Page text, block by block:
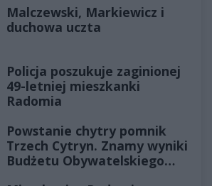
Malczewski, Markiewicz i
duchowa uczta
Policja poszukuje zaginionej
49-letniej mieszkanki
Radomia
Powstanie chytry pomnik
Trzech Cytryn. Znamy wyniki
Budżetu Obywatelskiego